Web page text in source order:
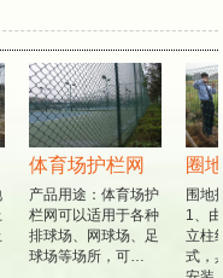
体育场护栏网
产品用途：体育场护
栏网可以适用于各种
排球场、网球场、足
球场等场所，可…
圈
围地
1、
立柱
式，